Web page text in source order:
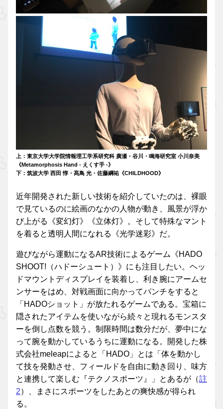
上：東京大学大学院情報理工学系研究科 廣瀬・谷川・鳴海研究室 小川奈美
《Metamorphosis Hand - えくす手 -》
下：筑波大学 西田 惇・髙鳥 光・佐藤綱祐《CHILDHOOD》
近年開発された新しい技術を紹介していたのは、裸眼
で見ているのに絵画のなかの人物が動き、風景が浮か
び上がる《変幻灯》《立体灯》。そして特殊なマント
を着ると透明人間になれる《光学迷彩》だ。
遊びながら運動になるAR技術によるゲーム《HADO
SHOOT!（ハドーシュート）》にも注目したい。ヘッ
ドマウントディスプレイを装着し、利き腕にアームセ
ンサーをはめ、対戦画面に向かってパンチをすると
「HADOショット」が放たれるゲームである。宝箱に
隠されたアイテムを使いながら続々と現れるモンスタ
ーを倒し点数を競う。制限時間は数分だが、夢中にな
って腕を動かしているうちに運動になる。開発した株
式会社meleapによると「HADO」とは「体を動かし
て技を発動させ、フィールドを自由に動き回り、味方
と連携して楽しむ『テクノスポーツ』」とあるが（註
2）、まさにスポーツをしたあとの爽快感が得られ
る。